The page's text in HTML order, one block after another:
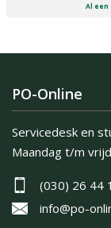
Al een
PO-Online
Servicedesk en
Maandag t/m
(030) 26 44
info@po-